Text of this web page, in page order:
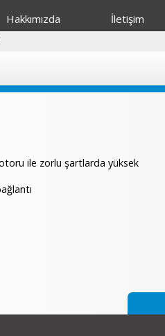
Hakkımızda İletişim
ile zorlu şartlarda yüksek